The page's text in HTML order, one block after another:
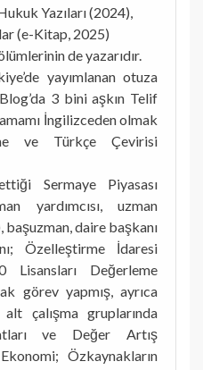
Yazıları (2024),
(e-Kitap, 2025)
de yazarıdır.
yayımlanan otuza
3 bini aşkın Telif
İngilizceden olmak
ve Türkçe Çevirisi
Sermaye Piyasası
yardımcısı, uzman
başuzman, daire başkanı
Özelleştirme İdaresi
Lisansları Değerleme
görev yapmış, ayrıca
çalışma gruplarında
ve Değer Artış
Özkaynakların